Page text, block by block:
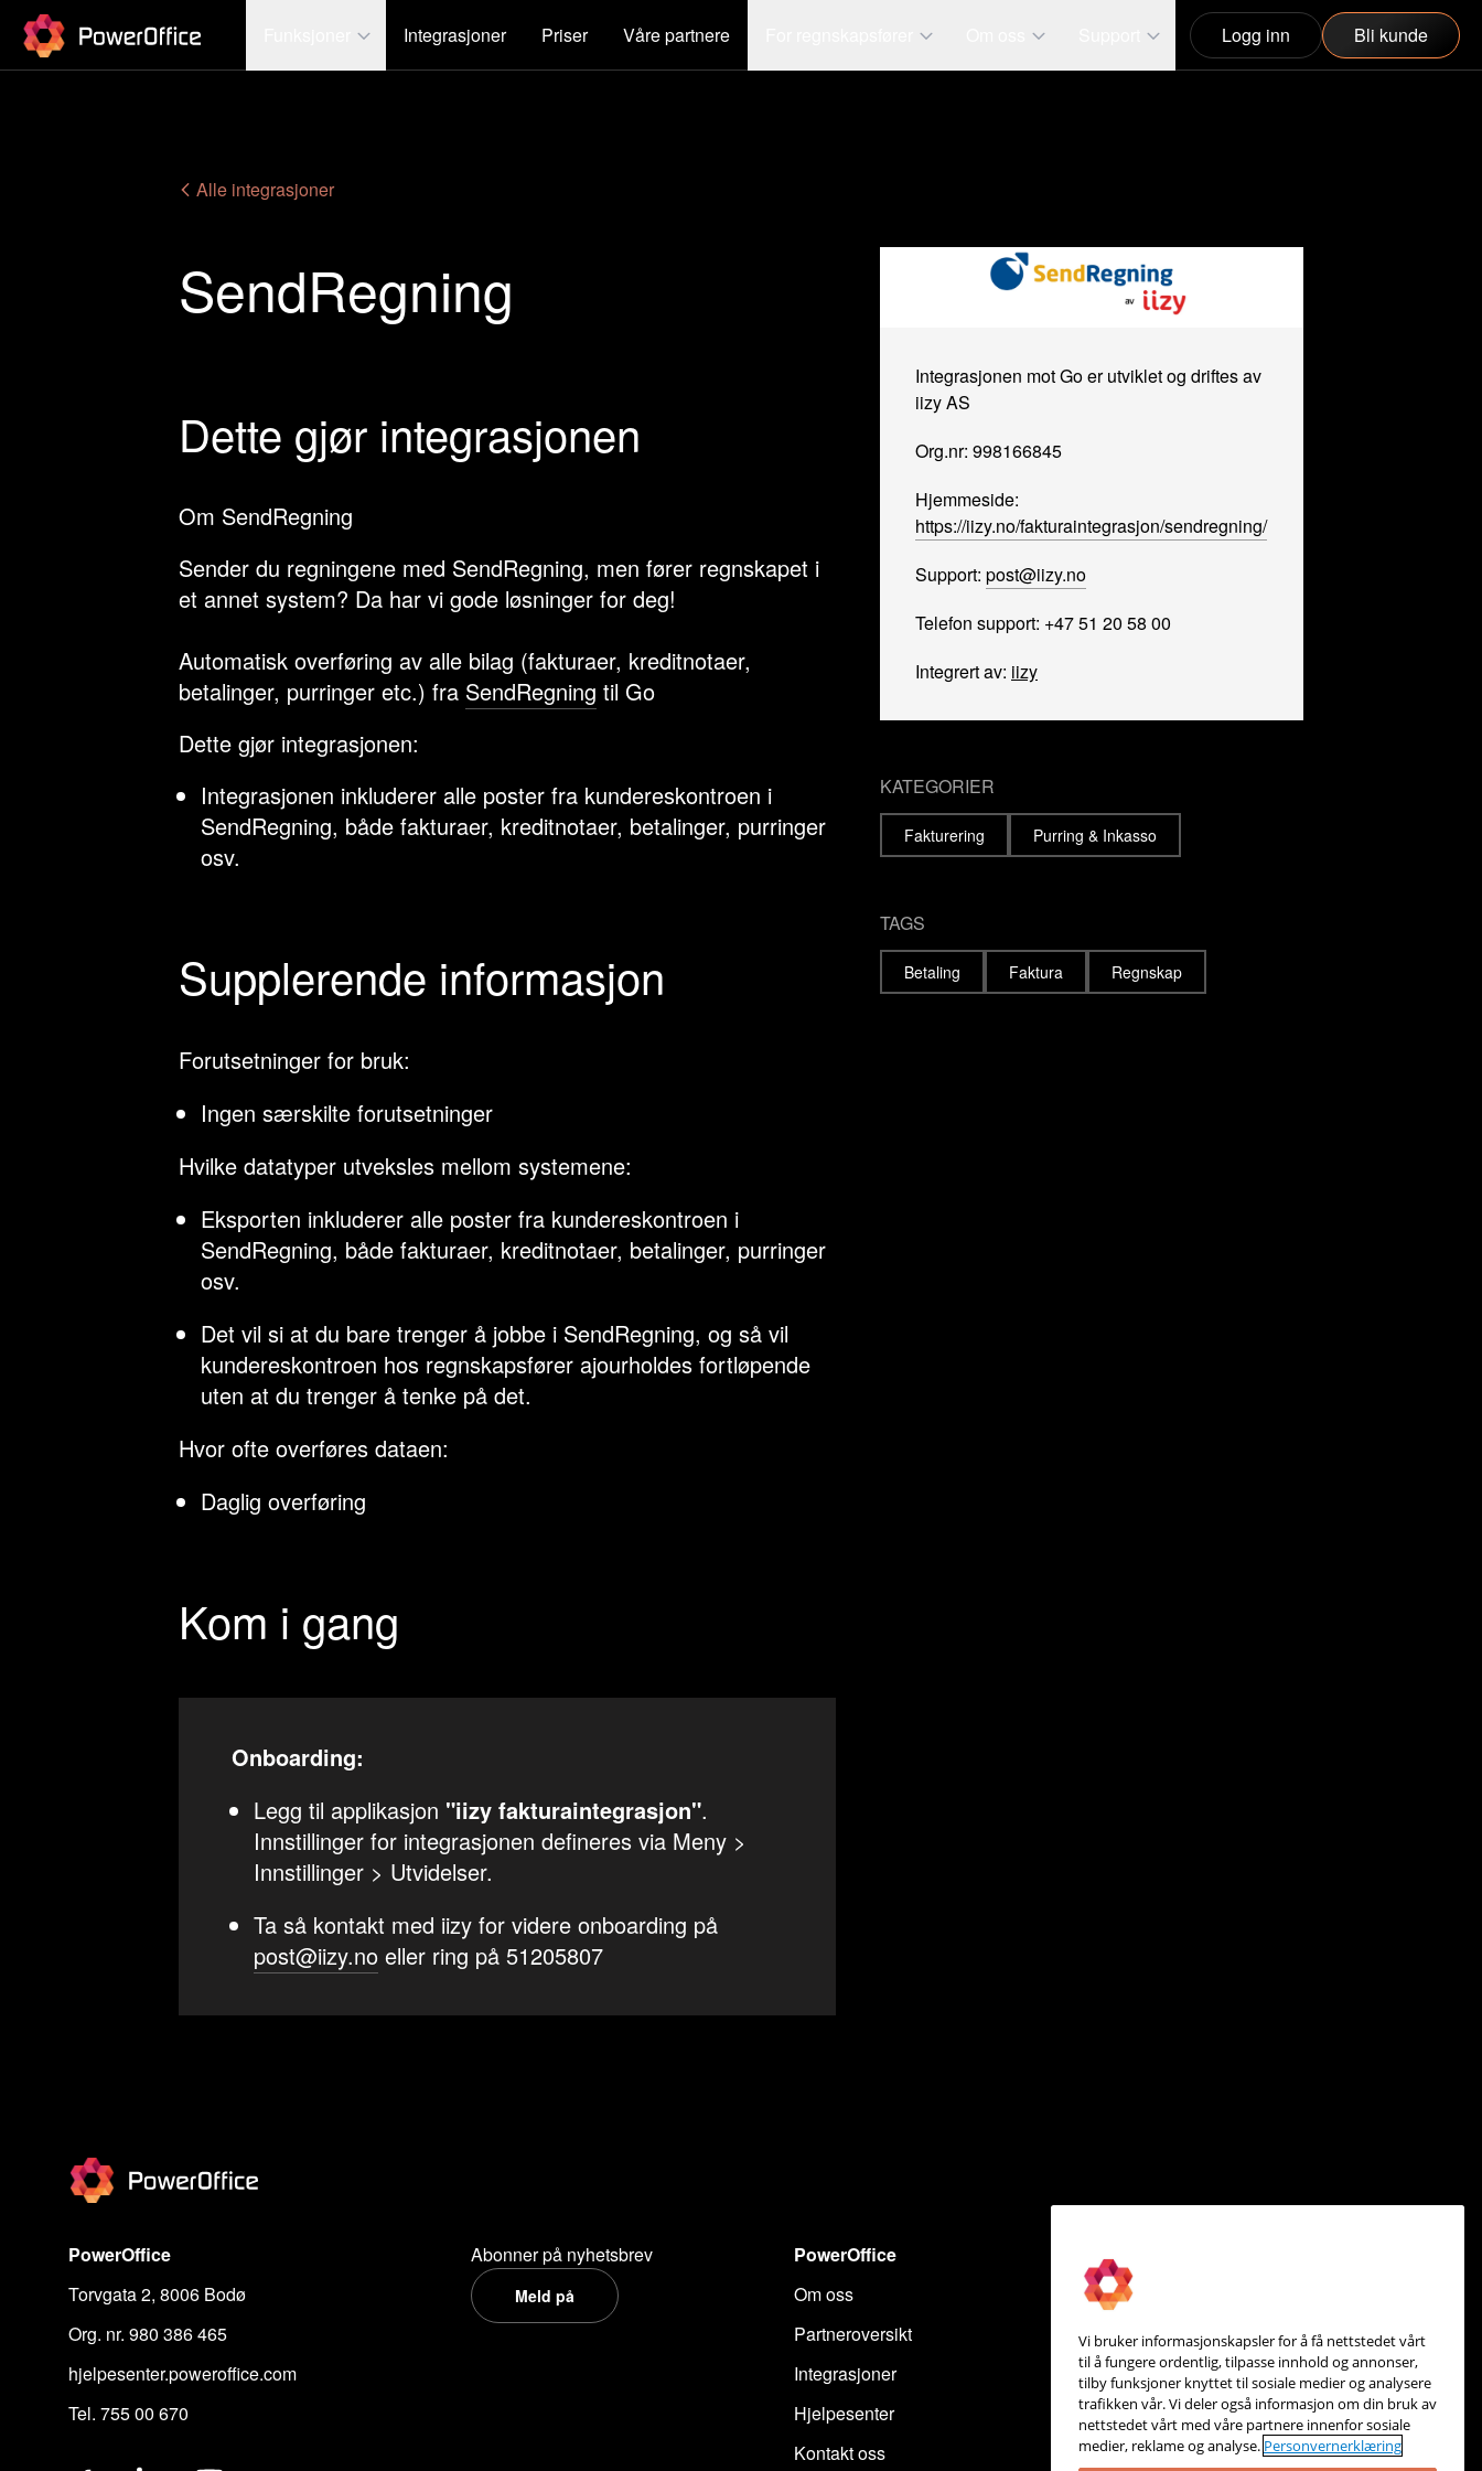
PowerOffice
Logg inn Bli kunde
Integrasjoner Priser Våre partnere
Alle integrasjoner
SendRegning
Dette gjør integrasjonen
Om SendRegning
Sender du regningene med SendRegning, men fører regnskapet i
et annet system? Da har vi gode løsninger for deg!
Automatisk overføring av alle bilag (fakturaer, kreditnotaer,
betalinger, purringer etc.) fra SendRegning til Go
Dette gjør integrasjonen:
Integrasjonen inkluderer alle poster fra kundereskontroen i
SendRegning, både fakturaer, kreditnotaer, betalinger, purringer
osv.
Supplerende informasjon
Forutsetninger for bruk:
Ingen særskilte forutsetninger
Hvilke datatyper utveksles mellom systemene:
Eksporten inkluderer alle poster fra kundereskontroen i
SendRegning, både fakturaer, kreditnotaer, betalinger, purringer
osv.
Det vil si at du bare trenger å jobbe i SendRegning, og så vil
kundereskontroen hos regnskapsfører ajourholdes fortløpende
uten at du trenger å tenke på det.
Hvor ofte overføres dataen:
Daglig overføring
Kom i gang
Onboarding:
Legg til applikasjon "iizy fakturaintegrasjon".
Innstillinger for integrasjonen defineres via Meny >
Innstillinger > Utvidelser.
Ta så kontakt med iizy for videre onboarding på
post@iizy.no eller ring på 51205807
Integrasjonen mot Go er utviklet og driftes av
iizy AS
Org.nr: 998166845
Hjemmeside:
https://iizy.no/fakturaintegrasjon/sendregning/
Support: post@iizy.no
Telefon support: +47 51 20 58 00
Integrert av: iizy
KATEGORIER
Fakturering Purring & Inkasso
TAGS
Betaling Faktura Regnskap
PowerOffice
Torvgata 2, 8006 Bodø
Org. nr. 980 386 465
hjelpesenter.poweroffice.com
Tel. 755 00 670
Abonner på nyhetsbrev
Meld på
PowerOffice
Om oss
Partneroversikt
Integrasjoner
Hjelpesenter
Kontakt oss
Vi bruker informasjonskapsler for å få nettstedet vårt
til å fungere ordentlig, tilpasse innhold og annonser,
tilby funksjoner knyttet til sosiale medier og analysere
trafikken vår. Vi deler også informasjon om din bruk av
nettstedet vårt med våre partnere innenfor sosiale
medier, reklame og analyse. Personvernerklæring